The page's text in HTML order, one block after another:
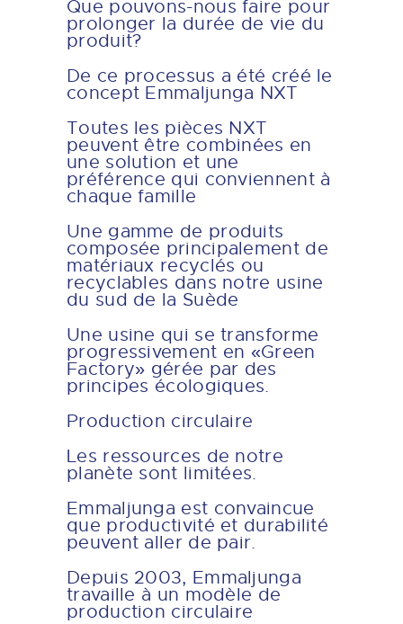
Que pouvons-nous faire pour
prolonger la durée de vie du
produit?
De ce processus a été créé le
concept Emmaljunga NXT
Toutes les pièces NXT
peuvent être combinées en
une solution et une
préférence qui conviennent à
chaque famille
Une gamme de produits
composée principalement de
matériaux recyclés ou
recyclables dans notre usine
du sud de la Suède
Une usine qui se transforme
progressivement en «Green
Factory» gérée par des
principes écologiques.
Production circulaire
Les ressources de notre
planète sont limitées.
Emmaljunga est convaincue
que productivité et durabilité
peuvent aller de pair.
Depuis 2003, Emmaljunga
travaille à un modèle de
production circulaire